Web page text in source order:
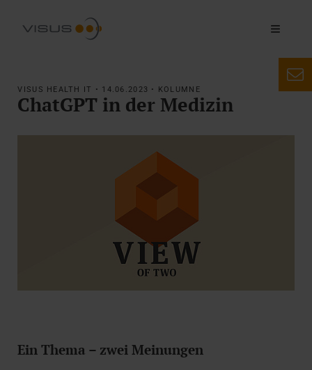
VISUS HEALTH IT • 14.06.2023 • KOLUMNE
ChatGPT in der Medizin
Ein Thema – zwei Meinungen